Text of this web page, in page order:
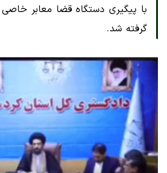
با پیگیری دستگاه قضا معابر خاصی
گرفته شد.